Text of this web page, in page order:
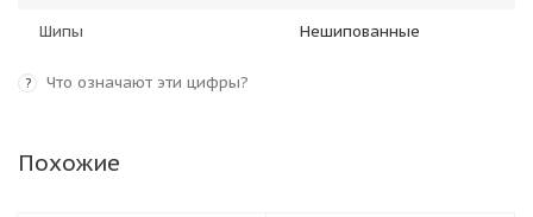
Шипы Нешипованные
? Что означают эти цифры?
Похожие